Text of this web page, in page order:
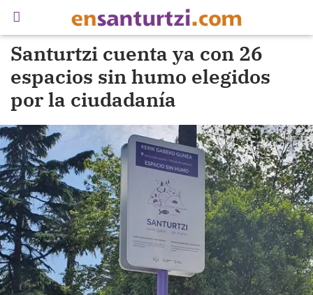
Santurtzi cuenta ya con 26
espacios sin humo elegidos
por la ciudadanía